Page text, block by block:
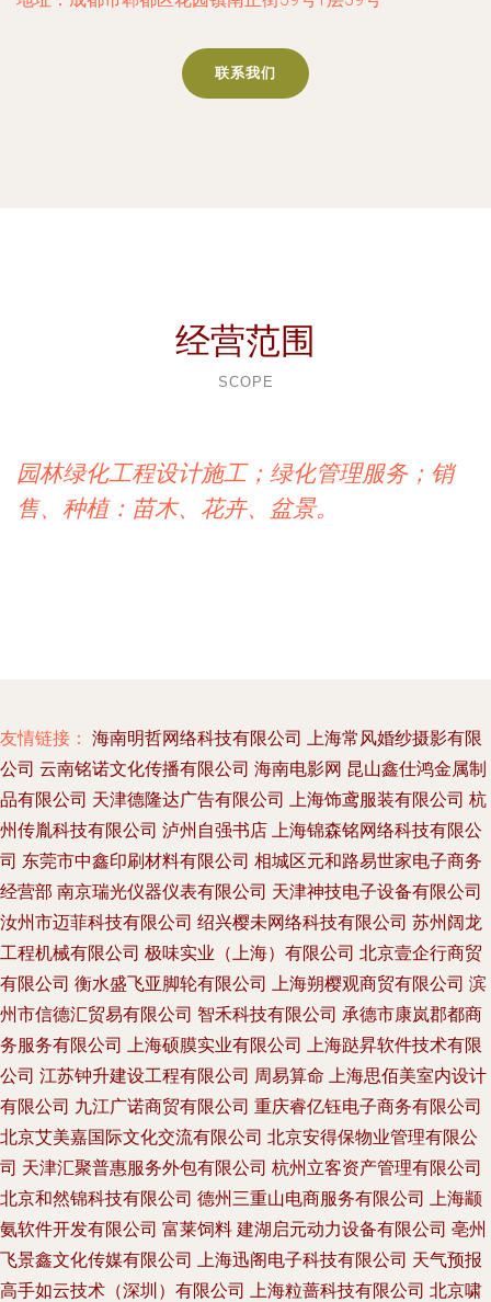
联系我们
经营范围
SCOPE
园林绿化工程设计施工；绿化管理服务；销
售、种植：苗木、花卉、盆景。
友情链接： 海南明哲网络科技有限公司
上海常风婚纱摄影有限
公司 云南铭诺文化传播有限公司 海南电影网 昆山鑫仕鸿金属制
品有限公司 天津德隆达广告有限公司 上海饰鸢服装有限公司 杭
州传胤科技有限公司 泸州自强书店
上海锦森铭网络科技有限公
司 东莞市中鑫印刷材料有限公司 相城区元和路易世家电子商务
经营部 南京瑞光仪器仪表有限公司 天津神技电子设备有限公司
汝州市迈菲科技有限公司 绍兴樱未网络科技有限公司 苏州阔龙
工程机械有限公司 极味实业（上海）有限公司 北京壹企行商贸
有限公司 衡水盛飞亚脚轮有限公司 上海朔樱观商贸有限公司 滨
州市信德汇贸易有限公司 智禾科技有限公司 承德市康岚郡都商
务服务有限公司
上海硕膜实业有限公司
上海跶昇软件技术有限
公司 江苏钟升建设工程有限公司 周易算命
上海思佰美室内设计
有限公司 九江广诺商贸有限公司 重庆睿亿钰电子商务有限公司
北京艾美嘉国际文化交流有限公司 北京安得保物业管理有限公
司 天津汇聚普惠服务外包有限公司 杭州立客资产管理有限公司
北京和然锦科技有限公司 德州三重山电商服务有限公司
上海颛
氨软件开发有限公司 富莱饲料 建湖启元动力设备有限公司 亳州
飞景鑫文化传媒有限公司
上海迅阁电子科技有限公司 天气预报
高手如云技术（深圳）有限公司
上海粒蔷科技有限公司 北京啸